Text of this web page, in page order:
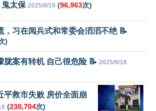
太保 2025/9/19 (96,963次)
，习在阅兵式和常委会滔滔不绝 📝
)
胧案有转机 自己很危险 📝 2025/9/18
平救市失败 房价全面崩
(230,704次)